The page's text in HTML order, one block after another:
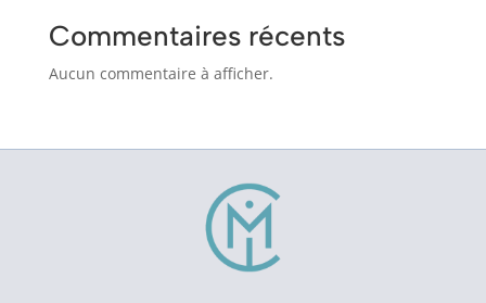
Commentaires récents
Aucun commentaire à afficher.